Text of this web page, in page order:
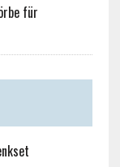
für